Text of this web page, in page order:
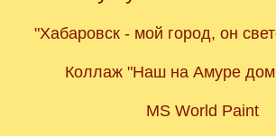
"Хабаровск - мой город, он
Коллаж "Наш на Амуре
MS World Paint